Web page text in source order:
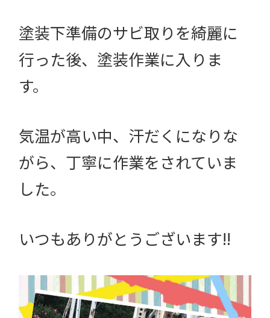
塗装下準備のサビ取りを綺麗に
行った後、塗装作業に入りま
す。
気温が高い中、汗だくになりな
がら、丁寧に作業をされていま
した。
いつもありがとうございます!!